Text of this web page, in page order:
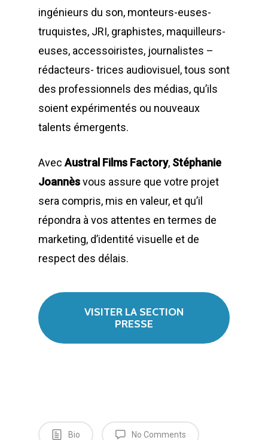
ingénieurs du son, monteurs-euses-
truquistes, JRI, graphistes, maquilleurs-
euses, accessoiristes, journalistes –
rédacteurs- trices audiovisuel, tous sont
des professionnels des médias, qu’ils
soient expérimentés ou nouveaux
talents émergents.
Avec Austral Films Factory, Stéphanie
Joannèsvous assure que votre projet
sera compris, mis en valeur, et qu’il
répondra à vos attentes en termes de
marketing, d’identité visuelle et de
respect des délais.
VISITER LA SECTION
PRESSE
Bio No Comments